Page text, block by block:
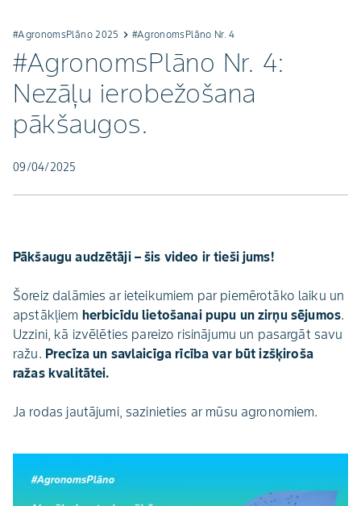
#AgronomsPlāno 2025 keyboard_arrow_right #AgronomsPlāno Nr. 4
#AgronomsPlāno Nr. 4:
Nezāļu ierobežošana
pākšaugos.
09/04/2025
Pākšaugu audzētāji – šis video ir tieši jums!
Šoreiz dalāmies ar ieteikumiem par piemērotāko laiku un
apstākļiem herbicīdu lietošanai pupu un zirņu sējumos.
Uzzini, kā izvēlēties pareizo risinājumu un pasargāt savu
ražu. Precīza un savlaicīga rīcība var būt izšķiroša
ražas kvalitātei.
Ja rodas jautājumi, sazinieties ar mūsu agronomiem.